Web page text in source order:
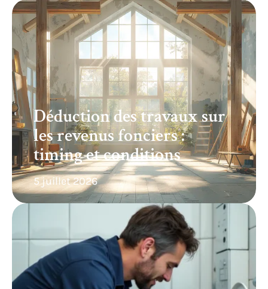
Déduction des travaux sur
les revenus fonciers :
timing et conditions
5 juillet 2026